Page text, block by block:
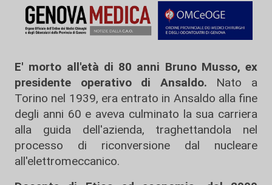
E' morto all'età di 80 anni Bruno Musso, ex
presidente operativo di Ansaldo. Nato a
Torino nel 1939, era entrato in Ansaldo alla fine
degli anni 60 e aveva culminato la sua carriera
alla guida dell'azienda, traghettandola nel
processo di riconversione dal nucleare
all'elettromeccanico.